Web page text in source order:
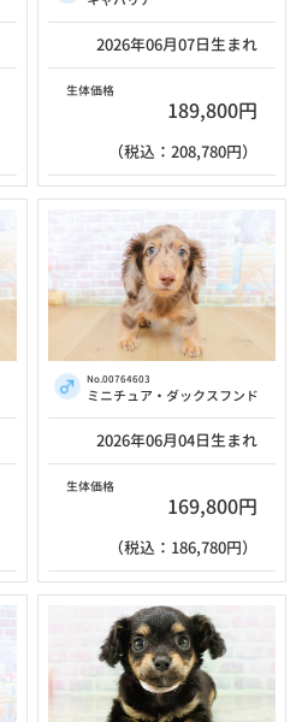
2026年06月07日生まれ
生体価格
189,800円
（税込：208,780円）
No.00764603
ミニチュア・ダックスフンド
2026年06月04日生まれ
生体価格
169,800円
（税込：186,780円）